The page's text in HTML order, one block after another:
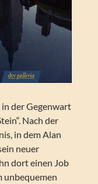
der Gegenwart
Nach der
in dem Alan
neuer
dort einen Job
unbequemen